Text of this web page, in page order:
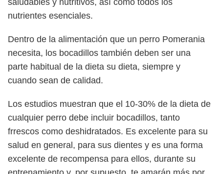
saludables y nutritivos, así como todos los
nutrientes esenciales.
Dentro de la alimentación que un perro Pomerania
necesita, los bocadillos también deben ser una
parte habitual de la dieta su dieta, siempre y
cuando sean de calidad.
Los estudios muestran que el 10-30% de la dieta de
cualquier perro debe incluir bocadillos, tanto
frrescos como deshidratados. Es excelente para su
salud en general, para sus dientes y es una forma
excelente de recompensa para ellos, durante su